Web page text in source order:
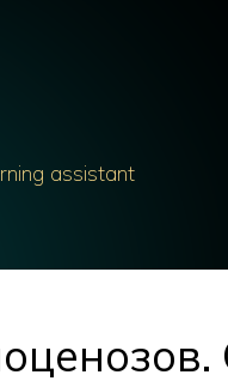
assistant